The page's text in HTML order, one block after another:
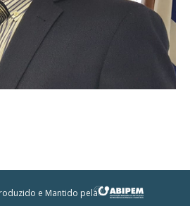
e Mantido pela